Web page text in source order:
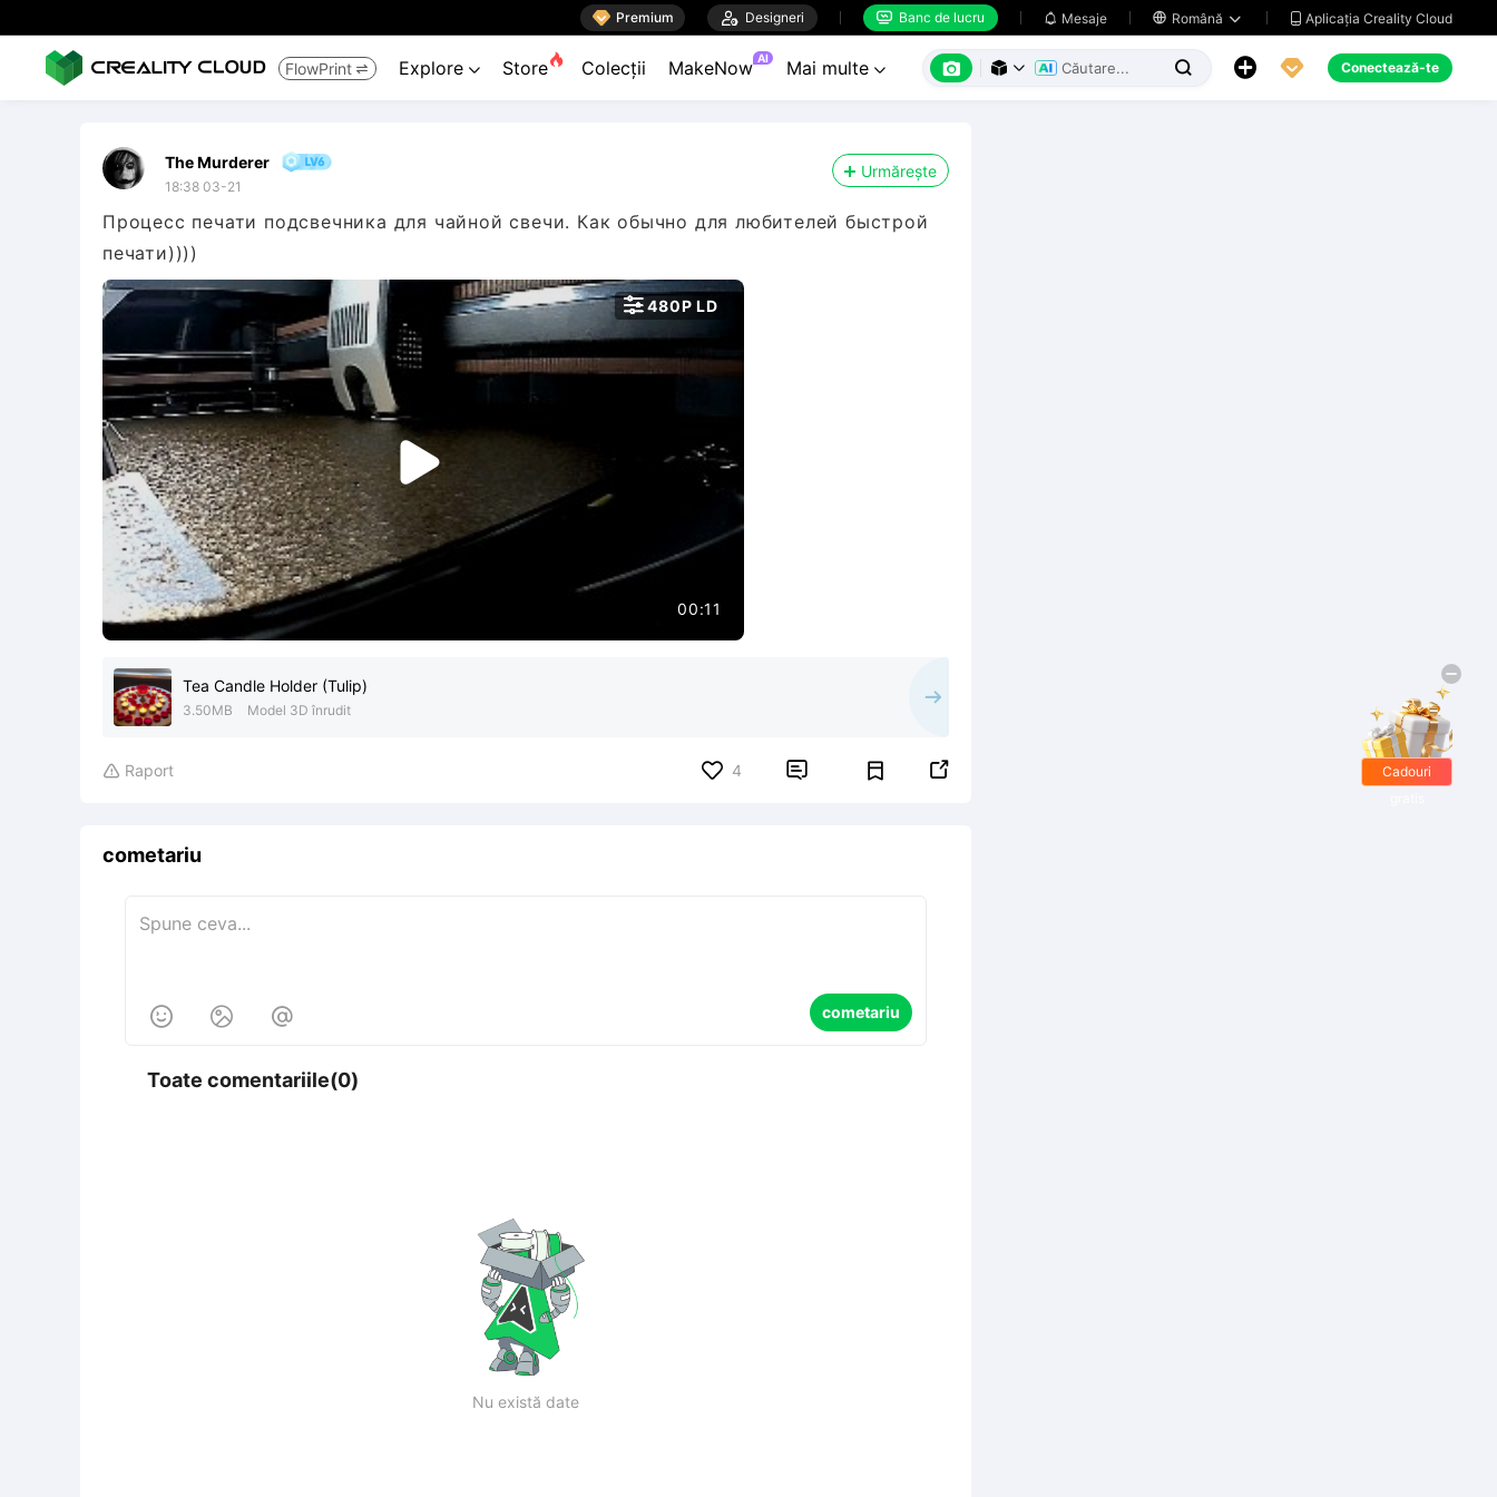
 Premium  Designeri  Banc de lucru  Mesaje  Română   Aplicația Creality Cloud
FlowPrint  Explore  Store Colecții MakeNow AI Mai multe        Conectează-te
The Murderer
18:38 03-21
Urmărește
Процесс печати подсвечника для чайной свечи. Как обычно для любителей быстрой
печати))))
00:11

480P LD
Tea Candle Holder (Tulip)
3.50MB Model 3D înrudit
 Raport 4  
cometariu
   cometariu
Toate comentariile(0)
Nu există date
Cadouri